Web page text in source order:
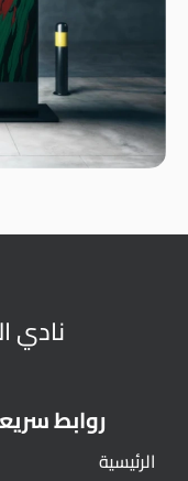
نادي
روابط
الرئيسية